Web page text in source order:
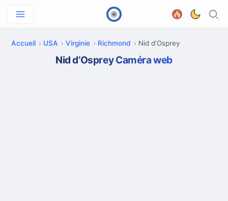
Accueil USA Virginie Richmond Nid d’Osprey
Nid d’Osprey Caméra web